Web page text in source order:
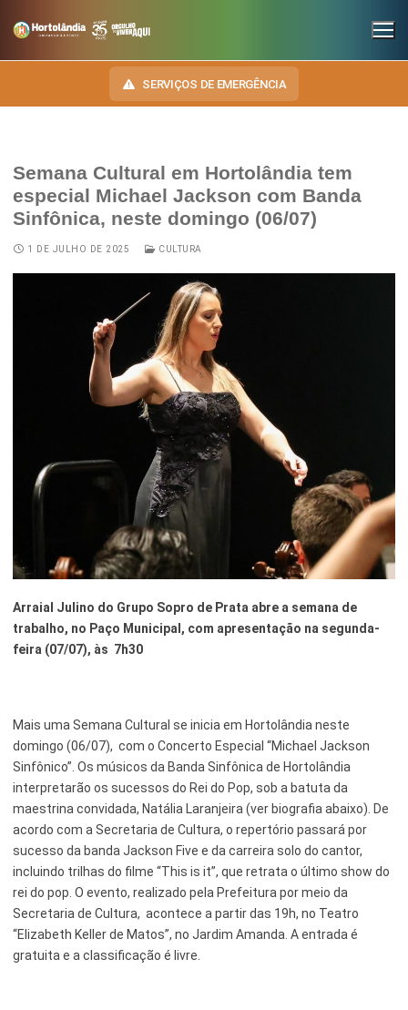
SERVIÇOS DE EMERGÊNCIA
INSTITUCIONAL
SECRETARIAS
Administração e Gestão de Pessoal
Assuntos Jurídicos
Desenvolvimento Econômico, Trabalho, Turismo e Inovação
Educação, Ciência e Tecnologia
Finanças
Inclusão e Desenvolvimento Social
Meio Ambiente, Desenvolvimento Sustentável e Assuntos
Climáticos
Planejamento Urbano e Gestão Estratégica
Segurança Pública
Serviços Urbanos
Tecnologia e Inovação
NOSSA CIDADE
HINO, BRASÃO E BANDEIRA
Autoridades do Município
Downloads
Telefones Úteis
Notícias Anteriores a 2024
TRANSPARÊNCIA
LEIS MUNICIPAIS
Semana Cultural em Hortolândia tem
especial Michael Jackson com Banda
Sinfônica, neste domingo (06/07)
1 DE JULHO DE 2025 CULTURA
Arraial Julino do Grupo Sopro de Prata abre a semana de
trabalho, no Paço Municipal, com apresentação na segunda-
feira (07/07), às 7h30
Mais uma Semana Cultural se inicia em Hortolândia neste
domingo (06/07), com o Concerto Especial “Michael Jackson
Sinfônico”. Os músicos da Banda Sinfônica de Hortolândia
interpretarão os sucessos do Rei do Pop, sob a batuta da
maestrina convidada, Natália Laranjeira (ver biografia abaixo). De
acordo com a Secretaria de Cultura, o repertório passará por
sucesso da banda Jackson Five e da carreira solo do cantor,
incluindo trilhas do filme “This is it”, que retrata o último show do
rei do pop. O evento, realizado pela Prefeitura por meio da
Secretaria de Cultura, acontece a partir das 19h, no Teatro
“Elizabeth Keller de Matos”, no Jardim Amanda. A entrada é
gratuita e a classificação é livre.